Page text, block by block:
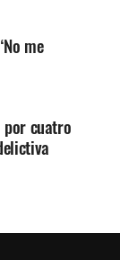
me
por cuatro